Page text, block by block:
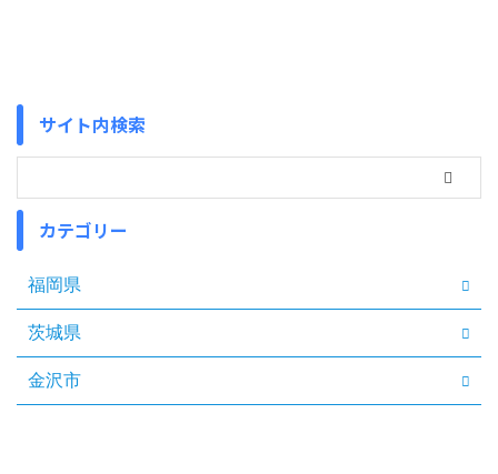
サイト内検索
カテゴリー
福岡県
茨城県
金沢市